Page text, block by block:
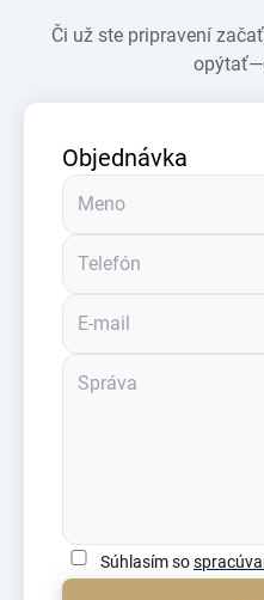
Či už ste pripravení
Objednávka
Súhlasím so